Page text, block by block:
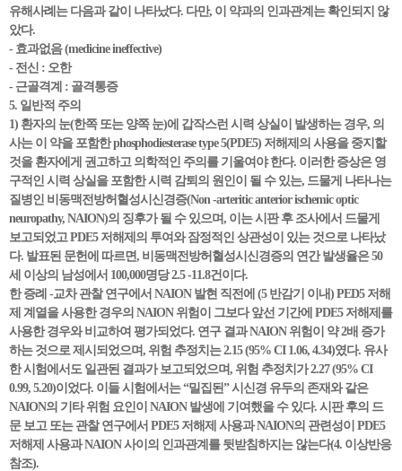
유해사례는 다음과 같이 나타났다. 다만, 이 약과의 인과관계는 확인되지 않
았다.
- 효과없음 (medicine ineffective)
- 전신 : 오한
- 근골격계 : 골격통증
5. 일반적 주의
1) 환자의 눈(한쪽 또는 양쪽 눈)에 갑작스런 시력 상실이 발생하는 경우, 의
사는 이 약을 포함한 phosphodiesterase type 5(PDE5) 저해제의 사용을 중지할
것을 환자에게 권고하고 의학적인 주의를 기울여야 한다. 이러한 증상은 영
구적인 시력 상실을 포함한 시력 감퇴의 원인이 될 수 있는, 드물게 나타나는
질병인 비동맥전방허혈성시신경증(Non -arteritic anterior ischemic optic
neuropathy, NAION)의 징후가 될 수 있으며, 이는 시판 후 조사에서 드물게
보고되었고 PDE5 저해제의 투여와 잠정적인 상관성이 있는 것으로 나타났
다. 발표된 문헌에 따르면, 비동맥전방허혈성시신경증의 연간 발생율은 50
세 이상의 남성에서 100,000명당 2.5 -11.8건이다.
한 증례 -교차 관찰 연구에서 NAION 발현 직전에 (5 반감기 이내) PED5 저해
제 계열을 사용한 경우의 NAION 위험이 그보다 앞선 기간에 PDE5 저해제를
사용한 경우와 비교하여 평가되었다. 연구 결과 NAION 위험이 약 2배 증가
하는 것으로 제시되었으며, 위험 추정치는 2.15 (95% CI 1.06, 4.34)였다. 유사
한 시험에서도 일관된 결과가 보고되었으며, 위험 추정치가 2.27 (95% CI
0.99, 5.20)이었다. 이들 시험에서는 “밀집된” 시신경 유두의 존재와 같은
NAION의 기타 위험 요인이 NAION 발생에 기여했을 수 있다. 시판 후의 드
문 보고 또는 관찰 연구에서 PDE5 저해제 사용과 NAION의 관련성이 PDE5
저해제 사용과 NAION 사이의 인과관계를 뒷받침하지는 않는다(4. 이상반응
참조).